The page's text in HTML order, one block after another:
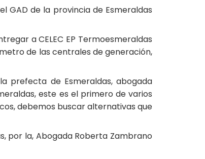
GAD de la provincia de Esmeraldas
a CELEC EP Termoesmeraldas
de las centrales de generación,
prefecta de Esmeraldas, abogada
este es el primero de varios
debemos buscar alternativas que
por la, Abogada Roberta Zambrano